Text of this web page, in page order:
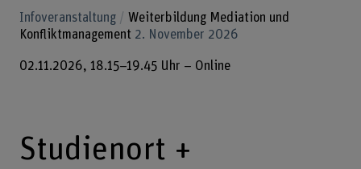
Infoveranstaltung
Weiterbildung Mediation und
Konfliktmanagement 2. November 2026
02.11.2026, 18.15–19.45 Uhr – Online
Studienort +